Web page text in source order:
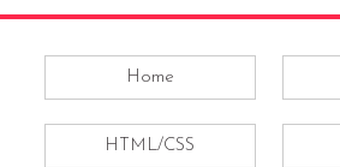
Home
HTML/CSS